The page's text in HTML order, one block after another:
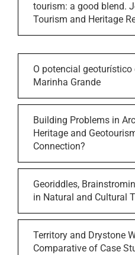
tourism: a good blend.
Tourism and Heritage
O potencial geoturístico
Marinha Grande
Building Problems in
Heritage and
Connection?
Georiddles,
in Natural and Cultural
Territory and Drystone
Comparative of Case